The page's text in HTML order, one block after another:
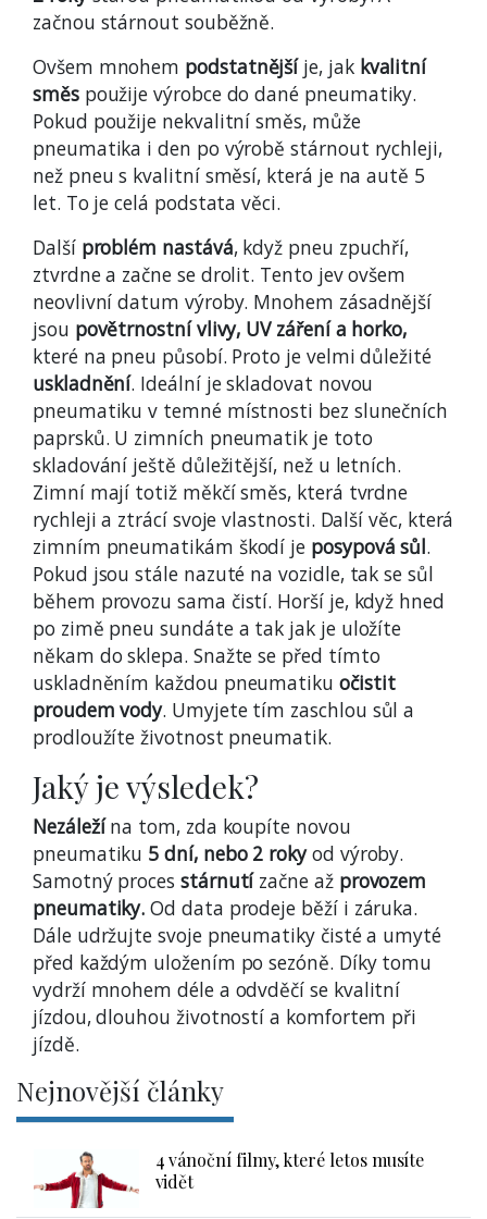
začnou stárnout souběžně.
Ovšem mnohem podstatnějšíje, jak kvalitní
směspoužije výrobce do dané pneumatiky.
Pokud použije nekvalitní směs, může
pneumatika i den po výrobě stárnout rychleji,
než pneu s kvalitní směsí, která je na autě 5
let. To je celá podstata věci.
Další problém nastává, když pneu zpuchří,
ztvrdne a začne se drolit. Tento jev ovšem
neovlivní datum výroby. Mnohem zásadnější
jsou povětrnostní vlivy, UV záření a horko,
které na pneu působí. Proto je velmi důležité
uskladnění. Ideální je skladovat novou
pneumatiku v temné místnosti bez slunečních
paprsků. U zimních pneumatik je toto
skladování ještě důležitější, než u letních.
Zimní mají totiž měkčí směs, která tvrdne
rychleji a ztrácí svoje vlastnosti. Další věc, která
zimním pneumatikám škodí je posypová sůl.
Pokud jsou stále nazuté na vozidle, tak se sůl
během provozu sama čistí. Horší je, když hned
po zimě pneu sundáte a tak jak je uložíte
někam do sklepa. Snažte se před tímto
uskladněním každou pneumatiku očistit
proudem vody. Umyjete tím zaschlou sůl a
prodloužíte životnost pneumatik.
Jaký je výsledek?
Nezáležína tom, zda koupíte novou
pneumatiku 5 dní, nebo 2 rokyod výroby.
Samotný proces stárnutízačne až provozem
pneumatiky. Od data prodeje běží i záruka.
Dále udržujte svoje pneumatiky čisté a umyté
před každým uložením po sezóně. Díky tomu
vydrží mnohem déle a odvděčí se kvalitní
jízdou, dlouhou životností a komfortem při
jízdě.
Nejnovější články
4 vánoční filmy, které letos musíte
vidět